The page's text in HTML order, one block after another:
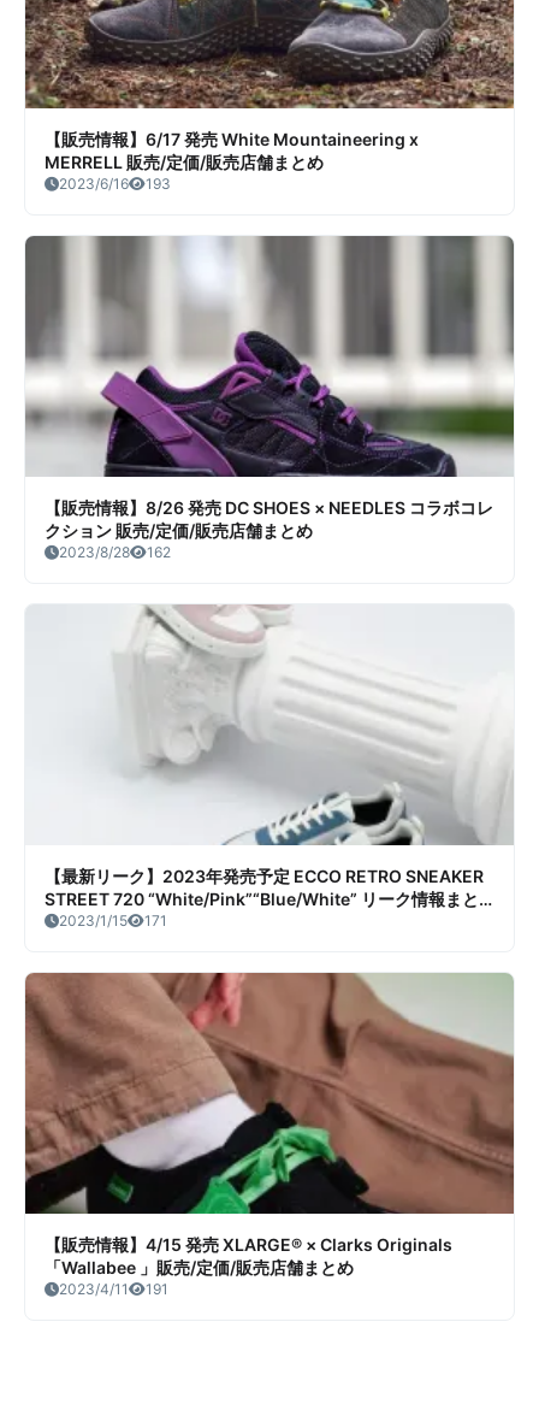
【販売情報】6/17 発売 White Mountaineering x
MERRELL 販売/定価/販売店舗まとめ
2023/6/16 193
【販売情報】8/26 発売 DC SHOES × NEEDLES コラボコレ
クション 販売/定価/販売店舗まとめ
2023/8/28 162
【最新リーク】2023年発売予定 ECCO RETRO SNEAKER
STREET 720 “White/Pink”“Blue/White” リーク情報まと
め2023/1/15 171
【販売情報】4/15 発売 XLARGE®︎ × Clarks Originals
「Wallabee 」販売/定価/販売店舗まとめ
2023/4/11 191